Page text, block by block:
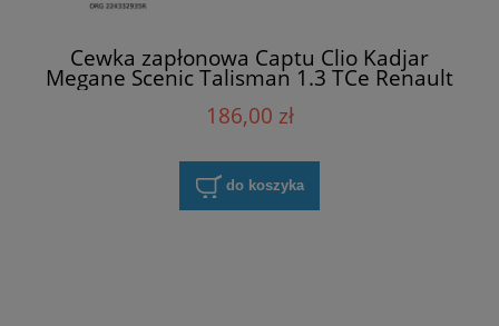
Cewka zapłonowa Captu Clio Kadjar
Megane Scenic Talisman 1.3 TCe Renault
186,00 zł
do koszyka